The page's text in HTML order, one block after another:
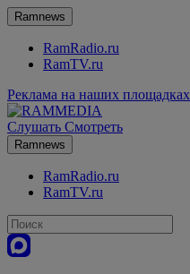
Ramnews
RamRadio.ru
RamTV.ru
Реклама на наших площадках
Слушать Смотреть
Ramnews
RamRadio.ru
RamTV.ru